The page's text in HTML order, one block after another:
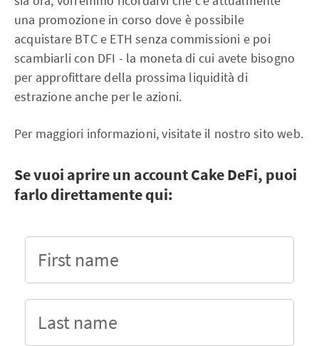
una promozione in corso dove è possibile
acquistare BTC e ETH senza commissioni e poi
scambiarli con DFI - la moneta di cui avete bisogno
per approfittare della prossima liquidità di
estrazione anche per le azioni.
Per maggiori informazioni, visitate il nostro sito web.
Se vuoi aprire un account Cake DeFi, puoi
farlo direttamente qui:
First name
Last name